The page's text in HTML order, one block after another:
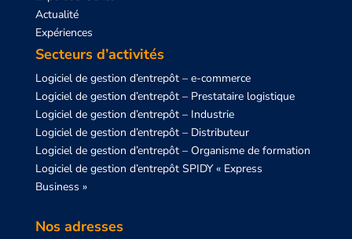
Actualité
Expériences
Secteurs d’activités
Logiciel de gestion d’entrepôt – e-commerce
Logiciel de gestion d’entrepôt – Prestataire logistique
Logiciel de gestion d’entrepôt – Industrie
Logiciel de gestion d’entrepôt – Distributeur
Logiciel de gestion d’entrepôt – Organisme de formation
Logiciel de gestion d’entrepôt SPIDY « Express
Business »
Nos adresses